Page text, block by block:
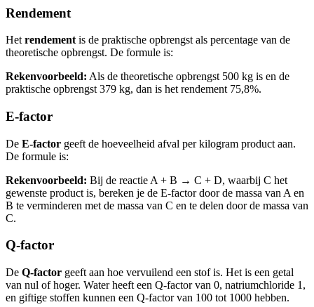
Rendement
Het rendement is de praktische opbrengst als percentage van de
theoretische opbrengst. De formule is:
Rekenvoorbeeld: Als de theoretische opbrengst 500 kg is en de
praktische opbrengst 379 kg, dan is het rendement 75,8%.
E-factor
De E-factor geeft de hoeveelheid afval per kilogram product aan.
De formule is:
Rekenvoorbeeld: Bij de reactie A + B → C + D, waarbij C het
gewenste product is, bereken je de E-factor door de massa van A en
B te verminderen met de massa van C en te delen door de massa van
C.
Q-factor
De Q-factor geeft aan hoe vervuilend een stof is. Het is een getal
van nul of hoger. Water heeft een Q-factor van 0, natriumchloride 1,
en giftige stoffen kunnen een Q-factor van 100 tot 1000 hebben.